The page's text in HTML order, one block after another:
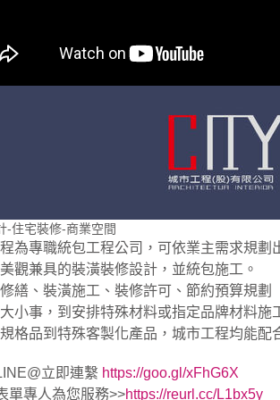
-住宅裝修-商業空間
為專職統包工程公司，可依業主需求規劃
觀兼具的裝潢裝修設計，並統包施工。
繕、裝潢施工、裝修許可、節約預算規劃
小事，到安排特殊材料或指定品牌材料施
格品到特殊客製化產品，城市工程均能配
立即連繫 https://goo.gl/xFhG6X
單專人為您服務>>https://reurl.cc/L1bx5y